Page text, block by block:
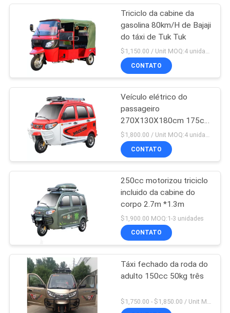
PRIVACY
POLICY
Triciclo motorizado
do passageiro
Triciclo bonde da
carga
Triciclo bonde do
passageiro
Triciclo da cabine da
gasolina 80km/H de Bajaji
do táxi de Tuk Tuk
CONTATO
Veículo elétrico do
passageiro
270X130X180cm 175cc
Tuk Tuk
CONTATO
250cc motorizou triciclo
incluido da cabine do
corpo 2.7m *1.3m
$1,900.00 MOQ:1-3 unidades
CONTATO
Táxi fechado da roda do
adulto 150cc 50kg três
$1,750.00 - $1,850.00 / Unit MOQ:4 unidades